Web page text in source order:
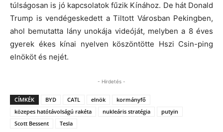
túlságosan is jó kapcsolatok fűzik Kínához. De hát Donald
Trump is vendégeskedett a Tiltott Városban Pekingben,
ahol bemutatta lány unokája videóját, melyben a 8 éves
gyerek ékes kínai nyelven köszöntötte Hszi Csin-ping
elnököt és nejét.
- Hirdetés -
CÍMKÉK BYD CATL elnök
kormányfő
közepes hatótávolságú rakéta
nukleáris stratégia
putyin
Scott Bessent
Tesla